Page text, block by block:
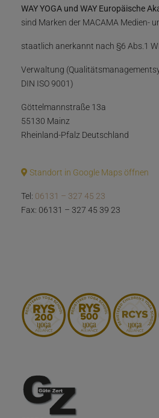
WAY YOGA und WAY Europäische
sind Marken der MACAMA Medien-
staatlich anerkannt nach §6 Abs.1
Verwaltung
DIN ISO 9001)
Göttelmannstraße 13a
55130 Mainz
Rheinland-Pfalz Deutschland
Standort in Google Maps öffnen
Tel: 06131 – 327 45 23
Fax: 06131 – 327 45 39 23